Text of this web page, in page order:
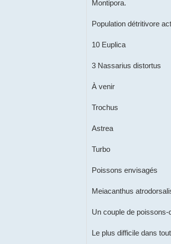
Montipora.
Population détritivore
10 Euplica
3 Nassarius distortus
À venir
Trochus
Astrea
Turbo
Poissons envisagés
Meiacanthus
Un couple de poissons-
Le plus difficile dans